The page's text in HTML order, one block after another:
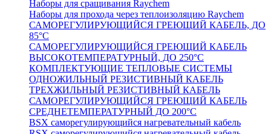
Наборы для сращивания Raychem
Наборы для прохода через теплоизоляцию Raychem
САМОРЕГУЛИРУЮЩИЙСЯ ГРЕЮЩИЙ КАБЕЛЬ, ДО
85°С
САМОРЕГУЛИРУЮЩИЙСЯ ГРЕЮЩИЙ КАБЕЛЬ
ВЫСОКОТЕМПЕРАТУРНЫЙ, ДО 250°С
КОМПЛЕКТУЮЩИЕ ТЕПЛОВЫЕ СИСТЕМЫ
ОДНОЖИЛЬНЫЙ РЕЗИСТИВНЫЙ КАБЕЛЬ
ТРЕХЖИЛЬНЫЙ РЕЗИСТИВНЫЙ КАБЕЛЬ
САМОРЕГУЛИРУЮЩИЙСЯ ГРЕЮЩИЙ КАБЕЛЬ
СРЕДНЕТЕМПЕРАТУРНЫЙ ДО 200°С
BSX саморегулирующийся нагревательный кабель